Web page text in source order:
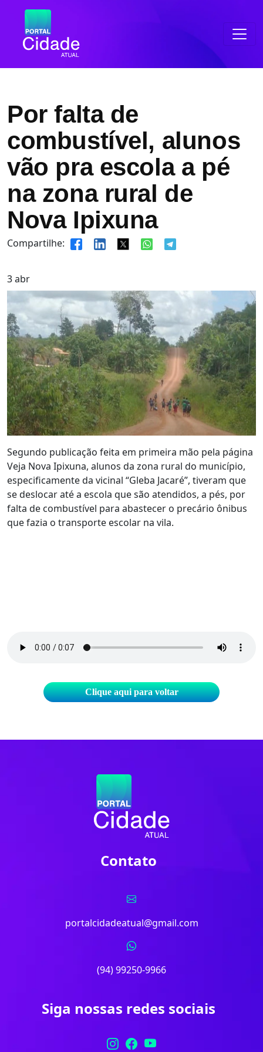
Por falta de
combustível, alunos
vão pra escola a pé
na zona rural de
Nova Ipixuna
Compartilhe:
3abr
Segundo publicação feita em primeira mão pela página
Veja Nova Ipixuna, alunos da zona rural do município,
especificamente da vicinal “Gleba Jacaré”, tiveram que
se deslocar até a escola que são atendidos, a pés, por
falta de combustível para abastecer o precário ônibus
que fazia o transporte escolar na vila.
Clique aqui para voltar
Contato
portalcidadeatual@gmail.com
(94) 99250-9966
Siga nossas redes sociais